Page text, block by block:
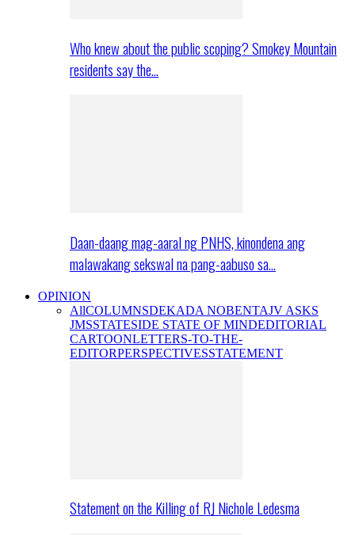
Who knew about the public scoping? Smokey Mountain
residents say the…
Daan-daang mag-aaral ng PNHS, kinondena ang
malawakang sekswal na pang-aabuso sa…
OPINION
AllCOLUMNSDEKADA NOBENTAJV ASKS
JMSSTATESIDE STATE OF MINDEDITORIAL
CARTOONLETTERS-TO-THE-
EDITORPERSPECTIVESSTATEMENT
Statement on the Killing of RJ Nichole Ledesma